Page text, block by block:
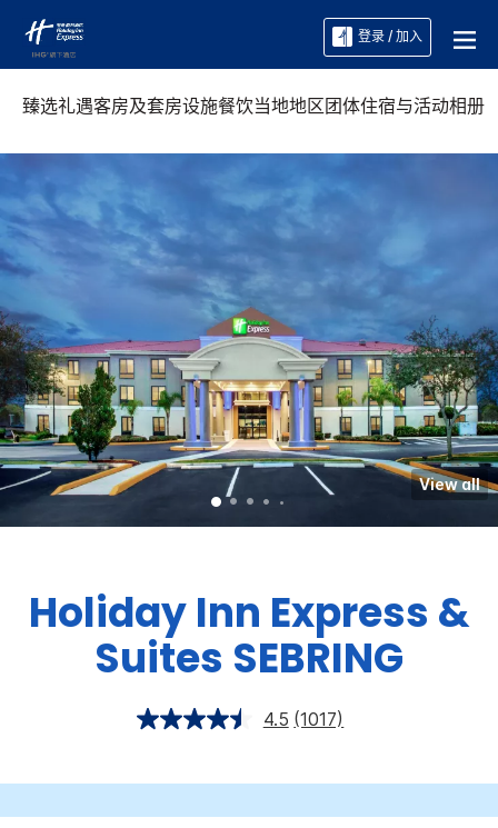
登录 / 加入
臻选礼遇客房及套房设施餐饮当地地区团体住宿与活动相册
View all
Holiday Inn Express &
Suites SEBRING
4.5 (1017)